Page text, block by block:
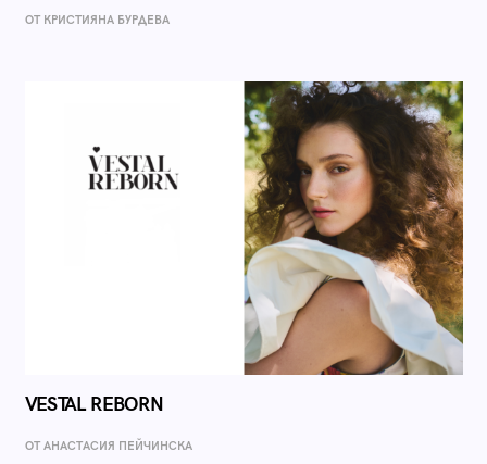
ОТ КРИСТИЯНА БУРДЕВА
VESTAL REBORN
ОТ AНАСТАСИЯ ПЕЙЧИНСКА